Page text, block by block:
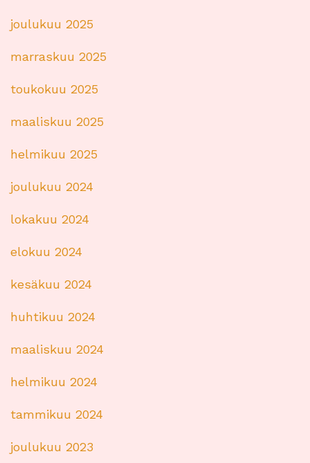
joulukuu 2025
marraskuu 2025
toukokuu 2025
maaliskuu 2025
helmikuu 2025
joulukuu 2024
lokakuu 2024
elokuu 2024
kesäkuu 2024
huhtikuu 2024
maaliskuu 2024
helmikuu 2024
tammikuu 2024
joulukuu 2023